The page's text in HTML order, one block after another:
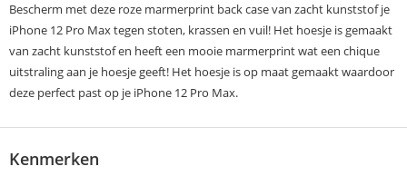
Bescherm met deze roze marmerprint back case van zacht kunststof je
iPhone 12 Pro Max tegen stoten, krassen en vuil! Het hoesje is gemaakt
van zacht kunststof en heeft een mooie marmerprint wat een chique
uitstraling aan je hoesje geeft! Het hoesje is op maat gemaakt waardoor
deze perfect past op je iPhone 12 Pro Max.
Kenmerken